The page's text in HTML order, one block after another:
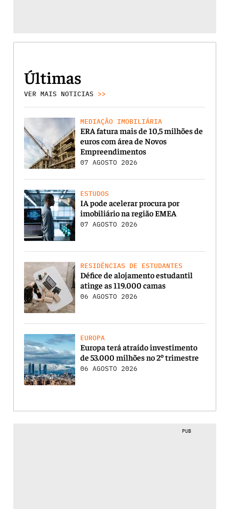
Últimas
VER MAIS NOTICIAS >>
MEDIAÇÃO IMOBILIÁRIA
ERA fatura mais de 10,5 milhões de
euros com área de Novos
Empreendimentos
07 AGOSTO 2026
ESTUDOS
IA pode acelerar procura por
imobiliário na região EMEA
07 AGOSTO 2026
RESIDÊNCIAS DE ESTUDANTES
Défice de alojamento estudantil
atinge as 119.000 camas
06 AGOSTO 2026
EUROPA
Europa terá atraído investimento
de 53.000 milhões no 2º trimestre
06 AGOSTO 2026
PUB